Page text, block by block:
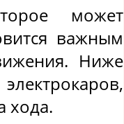
может
важным
Ниже
хода.